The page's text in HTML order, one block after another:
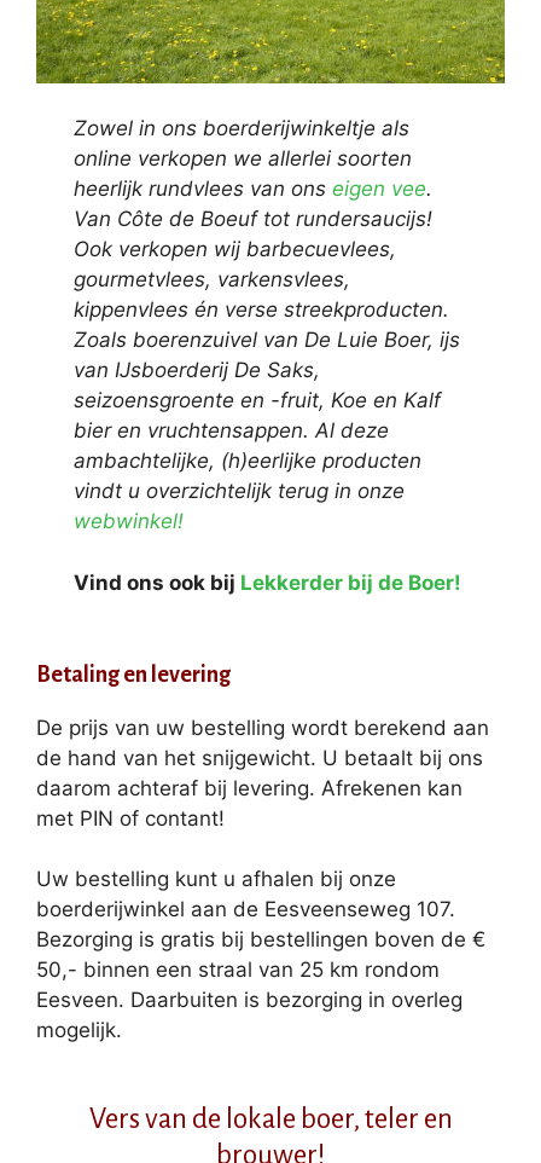
Zowel in ons boerderijwinkeltje als
online verkopen we allerlei soorten
heerlijk rundvlees van onseigen vee.
Van Côte de Boeuf tot rundersaucijs!
Ook verkopen wij barbecuevlees,
gourmetvlees, varkensvlees,
kippenvlees én verse streekproducten.
Zoals boerenzuivel van De Luie Boer, ijs
van IJsboerderij De Saks,
seizoensgroente en -fruit, Koe en Kalf
bier en vruchtensappen. Al deze
ambachtelijke, (h)eerlijke producten
vindt u overzichtelijk terug in onze
webwinkel!
Vind ons ook bij Lekkerder bij de Boer!
Betaling en levering
De prijs van uw bestelling wordt berekend aan
de hand van het snijgewicht. U betaalt bij ons
daarom achteraf bij levering. Afrekenen kan
met PIN of contant!
Uw bestelling kunt u afhalen bij onze
boerderijwinkel aan de Eesveenseweg 107.
Bezorging is gratis bij bestellingen boven de €
50,- binnen een straal van 25 km rondom
Eesveen. Daarbuiten is bezorging in overleg
mogelijk.
Vers van de lokale boer, teler en
brouwer!